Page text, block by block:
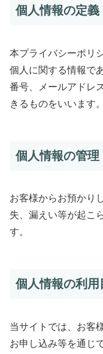
個人情報の定義
本プライバシーポリ
個人に関する情報で
番号、メールアドレ
きるものをいいます。
個人情報の管理
お客様からお預かり
失、漏えい等が起こ
す。
個人情報の利用
当サイトでは、お客
お申し込み等を通じ